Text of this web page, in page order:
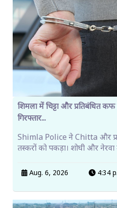
शिमला में चिट्टा और प्रतिबंधित
गिरफ्तार...
Shimla Police ने Chitta और
तस्करों को पकड़ा। शोघी और नेरवा
Aug. 6, 2026 4:34